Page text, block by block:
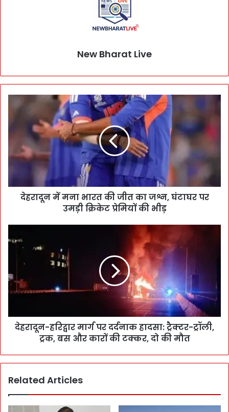
New Bharat Live
देहरादून में मना भारत की जीत का जश्न, घंटाघर पर
उमड़ी क्रिकेट प्रेमियों की भीड़
देहरादून-हरिद्वार मार्ग पर दर्दनाक हादसा: ट्रैक्टर-ट्रॉली,
ट्रक, बस और कारों की टक्कर, दो की मौत
Related Articles